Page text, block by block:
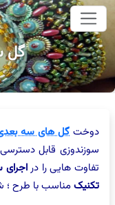
اصلی
گل
دوخت گل های سه
سوزندوزی قابل
تفاوت هایی را دراجرای
تکنیکمناسب با طرح